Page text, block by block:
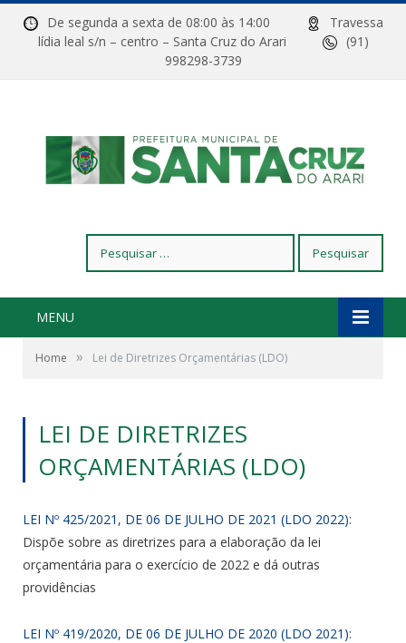
De segunda a sexta de 08:00 às 14:00
Travessa
lídia leal s/n – centro – Santa Cruz do Arari
(91)
998298-3739
por:
MENU
Home » Lei de Diretrizes Orçamentárias (LDO)
LEI DE DIRETRIZES
ORÇAMENTÁRIAS (LDO)
LEI Nº 425/2021, DE 06 DE JULHO DE 2021 (LDO 2022):
Dispõe sobre as diretrizes para a elaboração da lei
orçamentária para o exercício de 2022 e dá outras
providências
LEI Nº 419/2020, DE 06 DE JULHO DE 2020 (LDO 2021):